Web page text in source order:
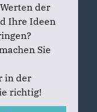
der
Ihre Ideen
Sie
in der
richtig!